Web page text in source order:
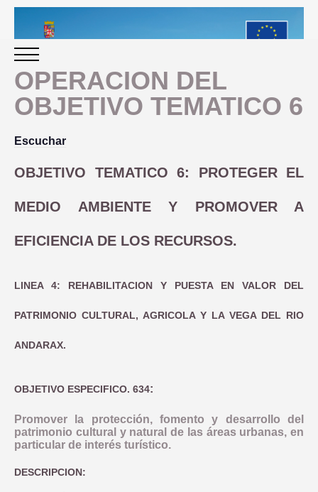
INICIO
GESTIÓN Y SEGUIMIENTO
LINEA 2: INFRAESTRUCTURA Y FOMENTO DE LA MOVILIDAD
LINEA 3: ACCIONES PARA MEJORAR LA EFICIENCIA
OBJETIVO TEMATICO 6
LINEA 4: REHABILITACION Y PUESTA EN VALOR DEL
LINEA 5: REGENERACION DE AREAS DEGRADADAS, ZONAS
OBJETIVO TEMATICO 9
OBJETIVO TEMATICO 99
LINEA 7: GESTION EDUSI
CONVOCATORIAS
EVALUACIÓN
OBJETIVOS
INDICADORES PRODUCTIVIDAD
NOTICIAS
BUENAS PRÁCTICAS
CONTACTO
CÓDIGO DE CONDUCTA
OPERACION DEL
OBJETIVO TEMATICO 6
Escuchar
OBJETIVO TEMATICO 6: PROTEGER EL
MEDIO AMBIENTE Y PROMOVER A
EFICIENCIA DE LOS RECURSOS.
LINEA 4: REHABILITACION Y PUESTA EN VALOR DEL
PATRIMONIO CULTURAL, AGRICOLA Y LA VEGA DEL RIO
ANDARAX.
OBJETIVO ESPECIFICO. 634:
Promover la protección, fomento y desarrollo del
patrimonio cultural y natural de las áreas urbanas, en
particular de interés turístico.
DESCRIPCION: